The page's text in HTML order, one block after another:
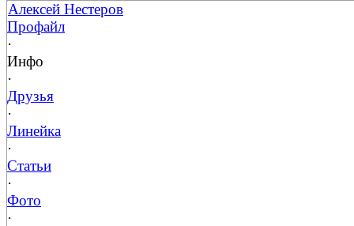
Алексей Нестеров
Профайл
·
Инфо
·
Друзья
·
Линейка
·
Статьи
·
Фото
·